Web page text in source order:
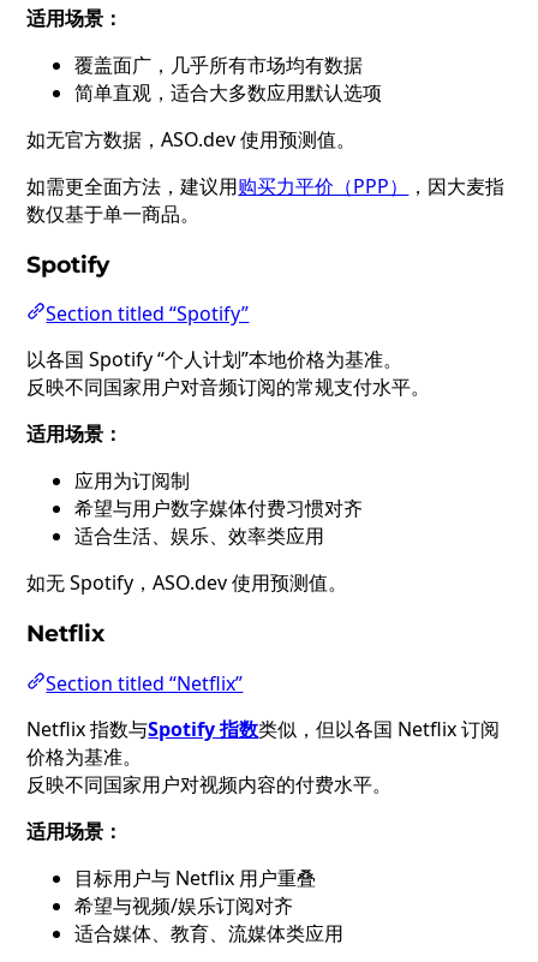
适用场景：
覆盖面广，几乎所有市场均有数据
简单直观，适合大多数应用默认选项
如无官方数据，ASO.dev 使用预测值。
如需更全面方法，建议用购买力平价（PPP）
，因大麦指
数仅基于单一商品。
Spotify
Section titled “Spotify”
以各国 Spotify “个人计划”本地价格为基准。
反映不同国家用户对音频订阅的常规支付水平。
适用场景：
应用为订阅制
希望与用户数字媒体付费习惯对齐
适合生活、娱乐、效率类应用
如无 Spotify，ASO.dev 使用预测值。
Netflix
Section titled “Netflix”
Netflix 指数与Spotify 指数类似，但以各国 Netflix 订阅
价格为基准。
反映不同国家用户对视频内容的付费水平。
适用场景：
目标用户与 Netflix 用户重叠
希望与视频/娱乐订阅对齐
适合媒体、教育、流媒体类应用